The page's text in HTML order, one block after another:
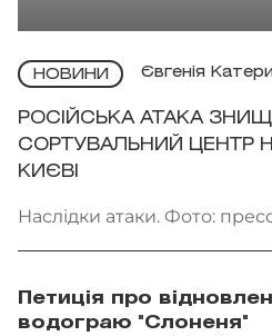
НОВИНИ Євгенія
РОСІЙСЬКА АТАКА
СОРТУВАЛЬНИЙ ЦЕНТР
КИЄВІ
Наслідки атаки. Фото:
Петиція про
водограю "Слоненя"